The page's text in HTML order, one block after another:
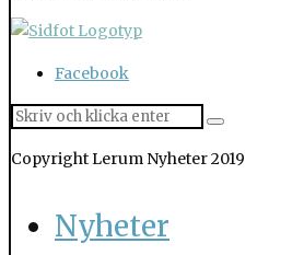
Facebook
Copyright Lerum Nyheter 2019
Nyheter